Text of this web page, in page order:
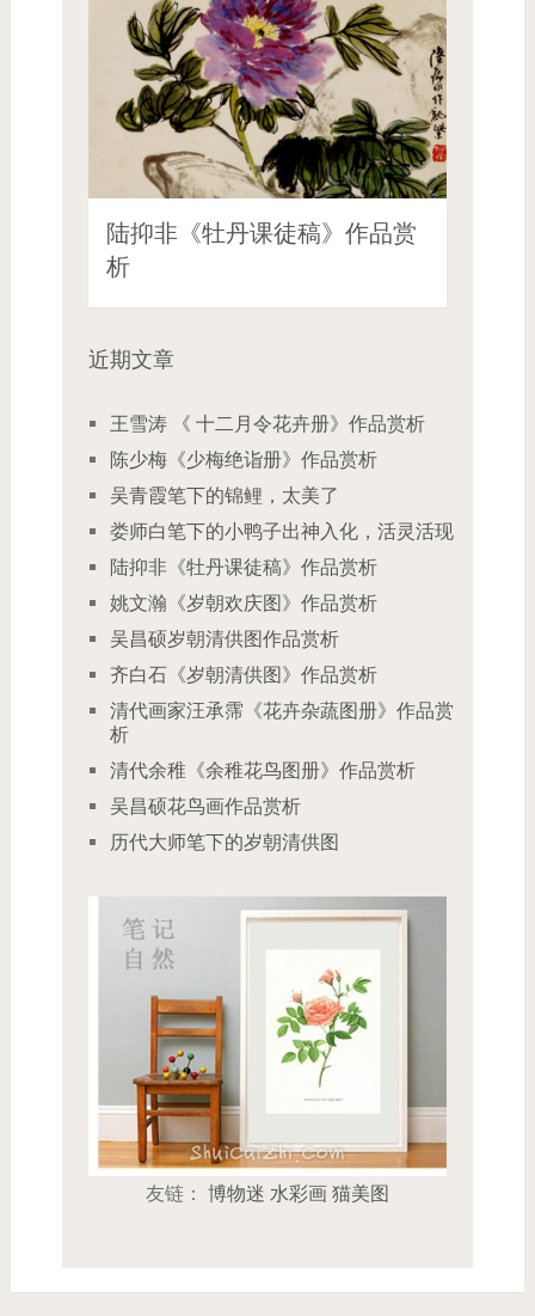
陆抑非《牡丹课徒稿》作品赏
析
近期文章
王雪涛 《 十二月令花卉册》作品赏析
陈少梅《少梅绝诣册》作品赏析
吴青霞笔下的锦鲤，太美了
娄师白笔下的小鸭子出神入化，活灵活现
陆抑非《牡丹课徒稿》作品赏析
姚文瀚《岁朝欢庆图》作品赏析
吴昌硕岁朝清供图作品赏析
齐白石《岁朝清供图》作品赏析
清代画家汪承霈《花卉杂蔬图册》作品赏
析
清代余稚《余稚花鸟图册》作品赏析
吴昌硕花鸟画作品赏析
历代大师笔下的岁朝清供图
友链： 博物迷 水彩画 猫美图